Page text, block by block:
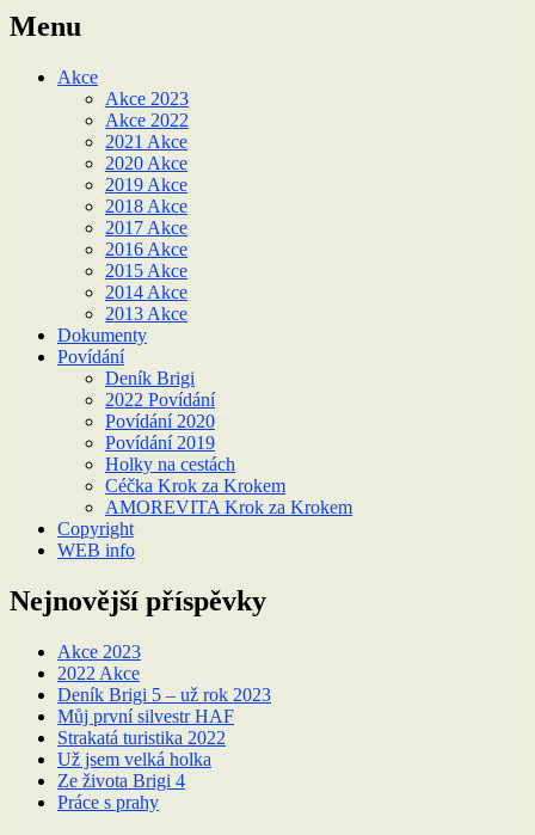
Menu
Akce
Akce 2023
Akce 2022
2021 Akce
2020 Akce
2019 Akce
2018 Akce
2017 Akce
2016 Akce
2015 Akce
2014 Akce
2013 Akce
Dokumenty
Povídání
Deník Brigi
2022 Povídání
Povídání 2020
Povídání 2019
Holky na cestách
Céčka Krok za Krokem
AMOREVITA Krok za Krokem
Copyright
WEB info
Nejnovější příspěvky
Akce 2023
2022 Akce
Deník Brigi 5 – už rok 2023
Můj první silvestr HAF
Strakatá turistika 2022
Už jsem velká holka
Ze života Brigi 4
Práce s prahy